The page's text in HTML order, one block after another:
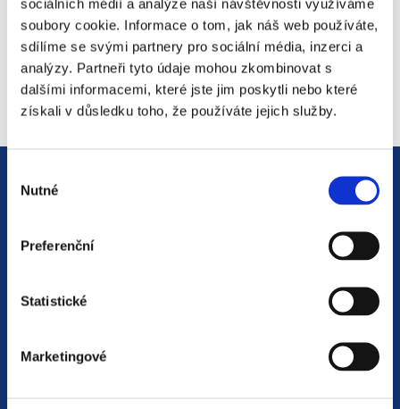
sociálních médií a analýze naší návštěvnosti využíváme
soubory cookie. Informace o tom, jak náš web používáte,
sdílíme se svými partnery pro sociální média, inzerci a
analýzy. Partneři tyto údaje mohou zkombinovat s
dalšími informacemi, které jste jim poskytli nebo které
získali v důsledku toho, že používáte jejich služby.
souhlasu
Nutné
Preferenční
Statistické
Marketingové
Sem zadejte Váš email *
Jsme
rychlém jednání a spolehlivosti.